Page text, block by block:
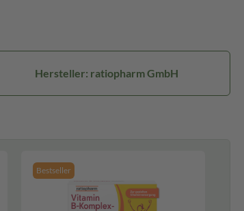
Hersteller: ratiopharm GmbH
Bestseller